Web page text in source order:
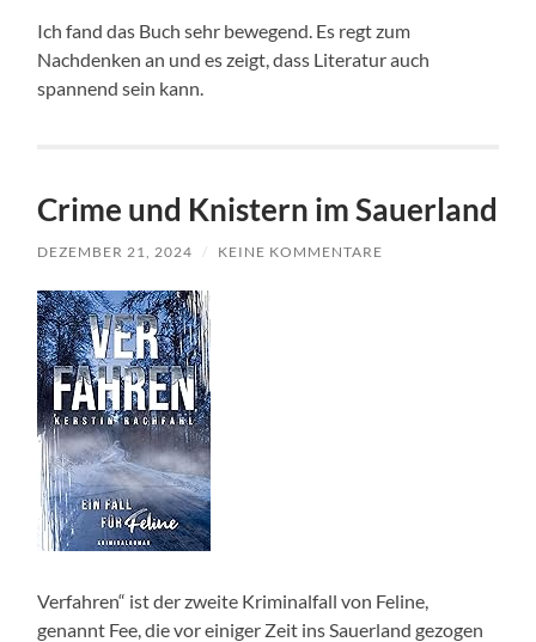
Ich fand das Buch sehr bewegend. Es regt zum
Nachdenken an und es zeigt, dass Literatur auch
spannend sein kann.
Crime und Knistern im Sauerland
DEZEMBER 21, 2024 / KEINE KOMMENTARE
Verfahren“ ist der zweite Kriminalfall von Feline,
genannt Fee, die vor einiger Zeit ins Sauerland gezogen